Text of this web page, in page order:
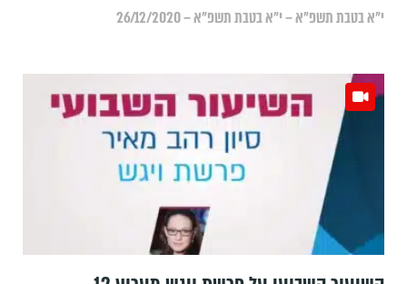
י״א בטבת תשפ״א – י״א בטבת תשפ״א – 26/12/2020